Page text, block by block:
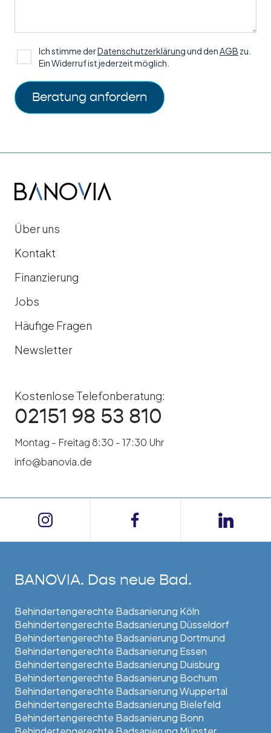
Ich stimme derDatenschutzerklärungund denAGB zu.
Ein Widerruf ist jederzeit möglich.
Beratung anfordern
Über uns
Kontakt
Finanzierung
Jobs
Häufige Fragen
Newsletter
Kostenlose Telefonberatung:
02151 98 53 810
Montag - Freitag 8:30 - 17:30 Uhr
info@banovia.de
BANOVIA. Das neue Bad.
Behindertengerechte Badsanierung Köln
Behindertengerechte Badsanierung Düsseldorf
Behindertengerechte Badsanierung Dortmund
Behindertengerechte Badsanierung Essen
Behindertengerechte Badsanierung Duisburg
Behindertengerechte Badsanierung Bochum
Behindertengerechte Badsanierung Wuppertal
Behindertengerechte Badsanierung Bielefeld
Behindertengerechte Badsanierung Bonn